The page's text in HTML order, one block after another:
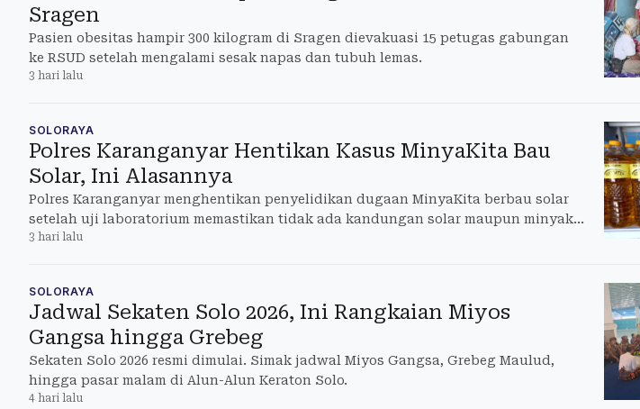
Sragen
Pasien obesitas hampir 300 kilogram di Sragen dievakuasi 15 petugas gabungan
ke RSUD setelah mengalami sesak napas dan tubuh lemas.
3 hari lalu
SOLORAYA
Polres Karanganyar Hentikan Kasus MinyaKita Bau
Solar, Ini Alasannya
Polres Karanganyar menghentikan penyelidikan dugaan MinyaKita berbau solar
setelah uji laboratorium memastikan tidak ada kandungan solar maupun minyak
tanah.
3 hari lalu
SOLORAYA
Jadwal Sekaten Solo 2026, Ini Rangkaian Miyos
Gangsa hingga Grebeg
Sekaten Solo 2026 resmi dimulai. Simak jadwal Miyos Gangsa, Grebeg Maulud,
hingga pasar malam di Alun-Alun Keraton Solo.
4 hari lalu